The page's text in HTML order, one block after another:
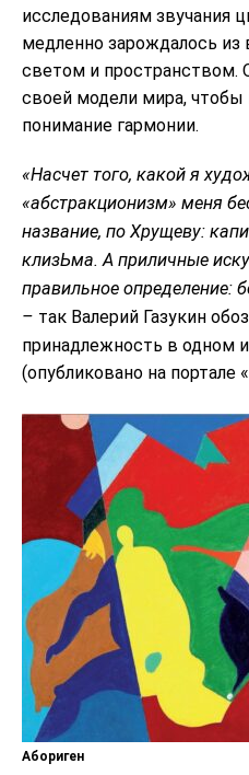
исследованиям звучания
медленно зарождалось из
светом и пространством.
своей модели мира,
понимание гармонии.
«Насчет того, какой я
«абстракционизм» меня
название, по Хрущеву:
клизЬма. А приличные
правильное определение:
– так Валерий Газукин
принадлежность в одном
(опубликовано на портале
Абориген